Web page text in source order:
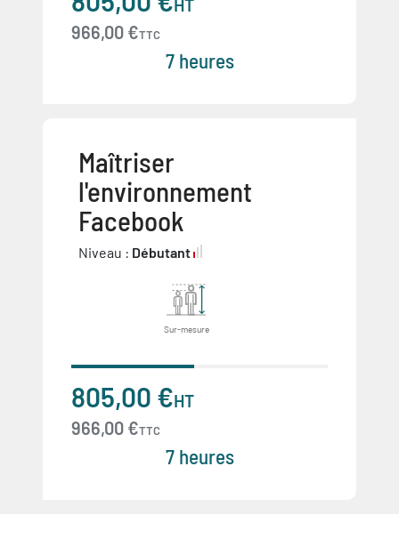
HT
966,00 €TTC
7 heures
Maîtriser
l'environnement
Facebook
Niveau : Débutant
Sur-mesure
805,00 €HT
966,00 €TTC
7 heures